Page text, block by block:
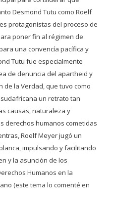
Desmond Tutu como Roelf
protagonistas del proceso de
poner fin al régimen de
una convencía pacífica y
Tutu fue especialmente
de denuncia del apartheid y
de la Verdad, que tuvo como
un retrato tan
causas, naturaleza y
derechos humanos cometidas
Roelf Meyer jugó un
impulsando y facilitando
y la asunción de los
Humanos en la
(este tema lo comenté en